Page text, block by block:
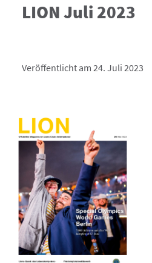
LION Juli 2023
Veröffentlicht am 24. Juli 2023